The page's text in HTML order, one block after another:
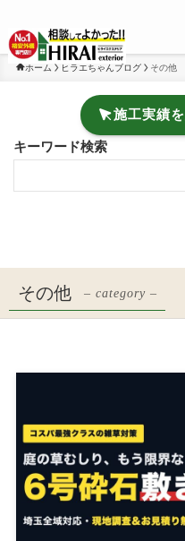
ホーム ヒラエちゃんブログ その他
施工実績
キーワード検索
その他 – category –